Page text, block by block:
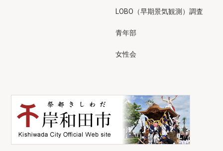
LOBO（早期景気観測）調査
青年部
女性会